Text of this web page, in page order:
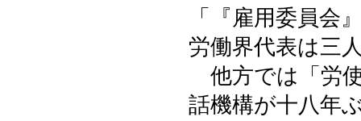
「『雇用委員会
労働界代表は三
他方では「労
話機構が十八年